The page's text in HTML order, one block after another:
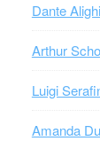
Dante
Arthur
Luigi
Amanda